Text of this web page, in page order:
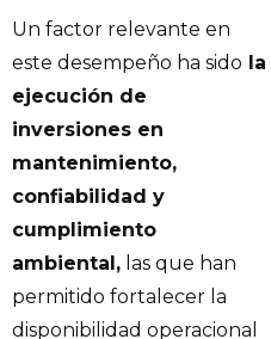
Un factor relevante en
este desempeño ha sido la
ejecución de
inversiones en
mantenimiento,
confiabilidad y
cumplimiento
ambiental, las que han
permitido fortalecer la
disponibilidad operacional